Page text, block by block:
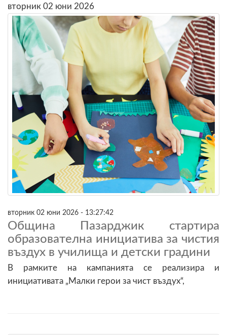
вторник 02 юни 2026
вторник 02 юни 2026 - 13:27:42
Община Пазарджик стартира
образователна инициатива за чистия
въздух в училища и детски градини
В рамките на кампанията се реализира и
инициативата „Малки герои за чист въздух“,